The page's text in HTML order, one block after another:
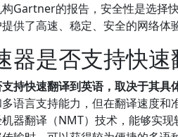
Gartner的报告，安全性是选择
供了高速、稳定、安全的网络体
器是否支持快速
持快速翻译到英语，取决于其具
语言支持能力，但在翻译速度
器翻译（NMT）技术，能够实